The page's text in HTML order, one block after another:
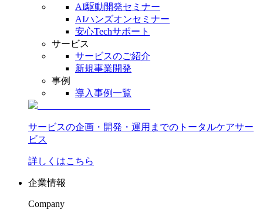
AI駆動開発セミナー
AIハンズオンセミナー
安心Techサポート
サービス
サービスのご紹介
新規事業開発
事例
導入事例一覧
サービスの企画・開発・運用までのトータルケアサー
ビス
詳しくはこちら
企業情報
Company